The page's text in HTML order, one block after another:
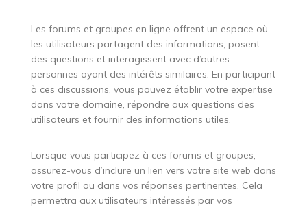
Les forums et groupes en ligne offrent un espace où
les utilisateurs partagent des informations, posent
des questions et interagissent avec d’autres
personnes ayant des intérêts similaires. En participant
à ces discussions, vous pouvez établir votre expertise
dans votre domaine, répondre aux questions des
utilisateurs et fournir des informations utiles.
Lorsque vous participez à ces forums et groupes,
assurez-vous d’inclure un lien vers votre site web dans
votre profil ou dans vos réponses pertinentes. Cela
permettra aux utilisateurs intéressés par vos